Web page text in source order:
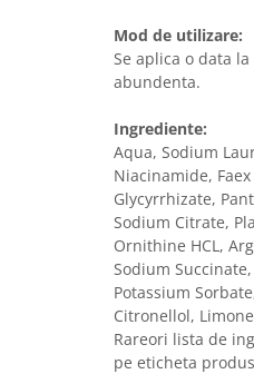
Mod de utilizare:
Se aplica o data
abundenta.
Ingrediente:
Aqua, Sodium
Niacinamide,
Glycyrrhizate,
Sodium Citrate,
Ornithine HCL,
Sodium
Potassium
Citronellol,
Rareori lista de
pe eticheta